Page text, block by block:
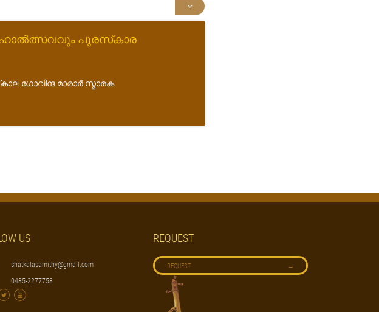
പുരസ്‌കാര
ഗോവിന്ദ മാരാർ സ്മാരക
US
shatkalasamithy@gmail.com
0485-2277758
REQUEST
REQUEST →